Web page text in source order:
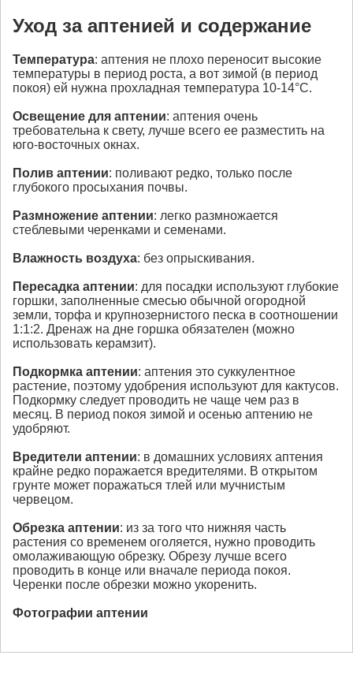
Уход за аптенией и содержание
Температура: аптения не плохо переносит высокие
температуры в период роста, а вот зимой (в период
покоя) ей нужна прохладная температура 10-14°С.
Освещение для аптении: аптения очень
требовательна к свету, лучше всего ее разместить на
юго-восточных окнах.
Полив аптении: поливают редко, только после
глубокого просыхания почвы.
Размножение аптении: легко размножается
стеблевыми черенками и семенами.
Влажность воздуха: без опрыскивания.
Пересадка аптении: для посадки используют глубокие
горшки, заполненные смесью обычной огородной
земли, торфа и крупнозернистого песка в соотношении
1:1:2. Дренаж на дне горшка обязателен (можно
использовать керамзит).
Подкормка аптении: аптения это суккулентное
растение, поэтому удобрения используют для кактусов.
Подкормку следует проводить не чаще чем раз в
месяц. В период покоя зимой и осенью аптению не
удобряют.
Вредители аптении: в домашних условиях аптения
крайне редко поражается вредителями. В открытом
грунте может поражаться тлей или мучнистым
червецом.
Обрезка аптении: из за того что нижняя часть
растения со временем оголяется, нужно проводить
омолаживающую обрезку. Обрезу лучше всего
проводить в конце или вначале периода покоя.
Черенки после обрезки можно укоренить.
Фотографии аптении